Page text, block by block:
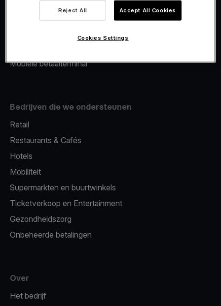
Merchant Advance
Mobiele betaalterminal
Bedrijven die we ondersteunen
Retail
Restaurants & Cafés
Hotels
Mobiliteit
Supermarkten en buurtwinkels
Ticketverkoop en Entertainment
Gezondheidszorg
Onbeheerde betalingen
Over
Het bedrijf
Reject All Accept All Cookies
Cookies Settings